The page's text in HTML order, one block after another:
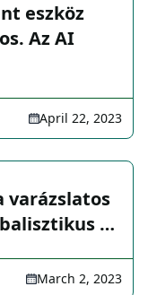
eszköz
Az AI
April 22, 2023
varázslatos
…
March 2, 2023